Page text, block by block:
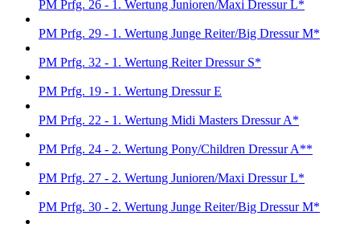
PM Prfg. 26 - 1. Wertung Junioren/Maxi Dressur L*
PM Prfg. 29 - 1. Wertung Junge Reiter/Big Dressur M*
PM Prfg. 32 - 1. Wertung Reiter Dressur S*
PM Prfg. 19 - 1. Wertung Dressur E
PM Prfg. 22 - 1. Wertung Midi Masters Dressur A*
PM Prfg. 24 - 2. Wertung Pony/Children Dressur A**
PM Prfg. 27 - 2. Wertung Junioren/Maxi Dressur L*
PM Prfg. 30 - 2. Wertung Junge Reiter/Big Dressur M*